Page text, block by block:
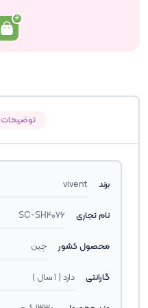
توضیحات
برند vivent
نام تجاری SC-SH4076
محصول کشور چین
گارانتی دارد ( 1 سال )